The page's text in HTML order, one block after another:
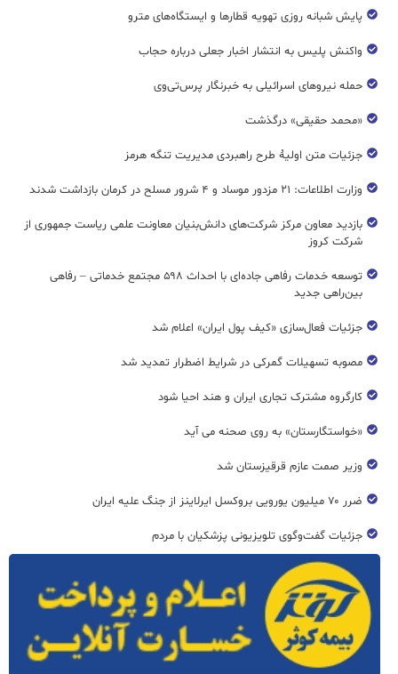
پایش شبانه روزی تهویه قطار‌ها و ایستگاه‌های مترو
واکنش پلیس به انتشار اخبار جعلی درباره حجاب
حمله نیروهای اسرائیلی به خبرنگار پرس‌تی‌وی
«محمد حقیقی» درگذشت
جزئیات متن اولیۀ طرح راهبردی مدیریت تنگه هرمز
وزارت اطلاعات: ۲۱ مزدور موساد و ۴ شرور مسلح در کرمان بازداشت شدند
بازدید معاون مرکز شرکت‌های دانش‌بنیان معاونت علمی ریاست جمهوری از
شرکت کروز
توسعه خدمات رفاهی جاده‌ای با احداث ۵۹۸ مجتمع خدماتی – رفاهی
بین‌راهی جدید
جزئیات فعال‌سازی «کیف پول ایران» اعلام شد
مصوبه تسهیلات گمرکی در شرایط اضطرار تمدید شد
کارگروه مشترک تجاری ایران و هند احیا شود
«خواستگارستان» به روی صحنه می آید
وزیر صمت عازم قرقیزستان شد
ضرر ۷۰ میلیون یورویی بروکسل ایرلاینز از جنگ علیه ایران
جزئیات گفت‌وگوی تلویزیونی پزشکیان با مردم